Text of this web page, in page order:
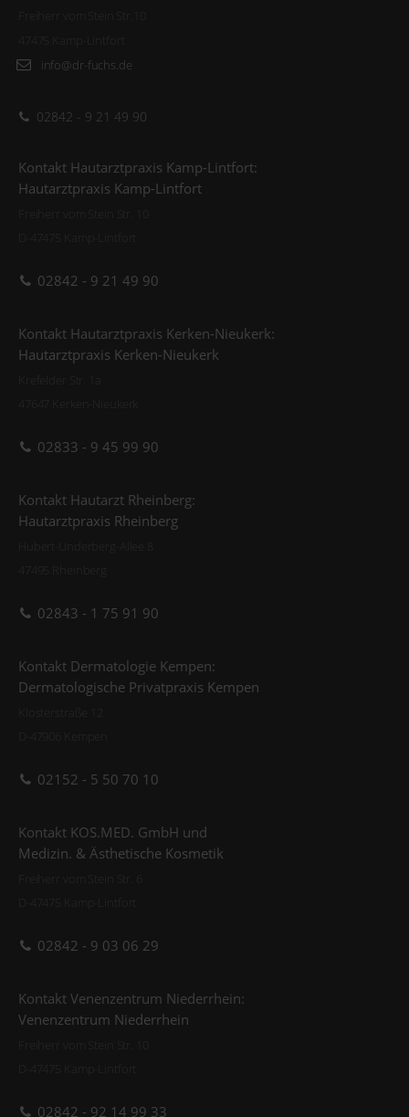
info@dr-fuchs.de
02842 - 9 21 49 90
Kontakt Hautarztpraxis Kamp-Lintfort:
Hautarztpraxis Kamp-Lintfort
02842 - 9 21 49 90
Kontakt Hautarztpraxis Kerken-Nieukerk:
Hautarztpraxis Kerken-Nieukerk
02833 - 9 45 99 90
Kontakt Hautarzt Rheinberg:
Hautarztpraxis Rheinberg
02843 - 1 75 91 90
Kontakt Dermatologie Kempen:
Dermatologische Privatpraxis Kempen
02152 - 5 50 70 10
Kontakt KOS.MED. GmbH und
Medizin. & Ästhetische Kosmetik
02842 - 9 03 06 29
Kontakt Venenzentrum Niederrhein:
Venenzentrum Niederrhein
02842 - 92 14 99 33